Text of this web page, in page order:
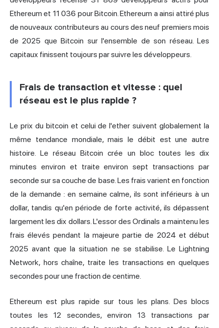
Ethereum et 11 036 pour Bitcoin. Ethereum a ainsi attiré plus
de nouveaux contributeurs au cours des neuf premiers mois
de 2025 que Bitcoin sur l'ensemble de son réseau. Les
capitaux finissent toujours par suivre les développeurs.
Frais de transaction et vitesse : quel
réseau est le plus rapide ?
Le prix du bitcoin et celui de l'ether suivent globalement la
même tendance mondiale, mais le débit est une autre
histoire. Le réseau Bitcoin crée un bloc toutes les dix
minutes environ et traite environ sept transactions par
seconde sur sa couche de base. Les frais varient en fonction
de la demande : en semaine calme, ils sont inférieurs à un
dollar, tandis qu'en période de forte activité, ils dépassent
largement les dix dollars. L'essor des Ordinals a maintenu les
frais élevés pendant la majeure partie de 2024 et début
2025 avant que la situation ne se stabilise. Le Lightning
Network, hors chaîne, traite les transactions en quelques
secondes pour une fraction de centime.
Ethereum est plus rapide sur tous les plans. Des blocs
toutes les 12 secondes, environ 13 transactions par